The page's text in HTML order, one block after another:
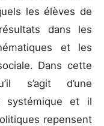
les élèves de
dans les
et les
Dans cette
s’agit d’une
systémique et il
repensent